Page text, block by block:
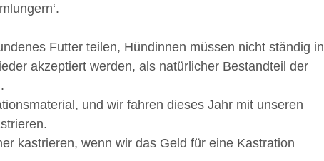
Futter teilen, Hündinnen müssen nicht ständig in
akzeptiert werden, als natürlicher Bestandteil der
und wir fahren dieses Jahr mit unseren
kastrieren, wenn wir das Geld für eine Kastration